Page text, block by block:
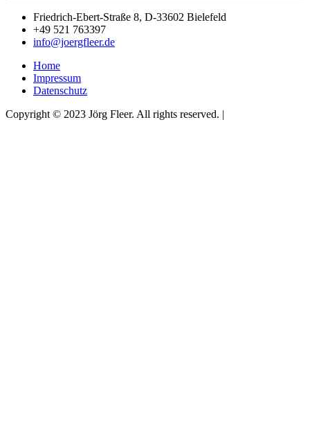
Friedrich-Ebert-Straße 8, D-33602 Bielefeld
+49 521 763397
info@joergfleer.de
Home
Impressum
Datenschutz
Copyright © 2023 Jörg Fleer. All rights reserved. |